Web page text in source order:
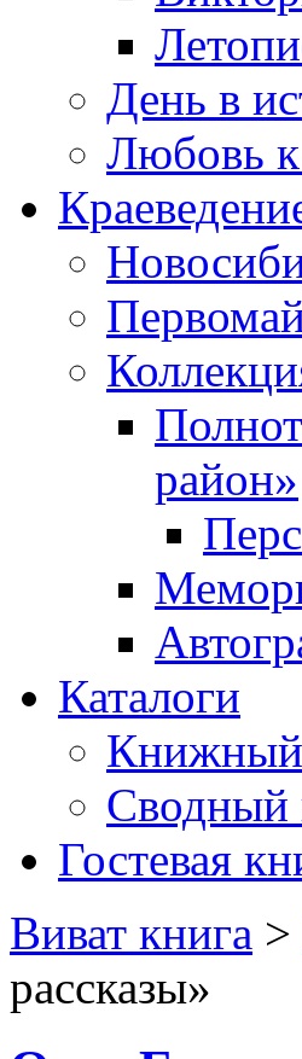
День в
Любовь к
район»
Каталоги
Книжный
Сводный
Гостевая
Виват книга >
рассказы»